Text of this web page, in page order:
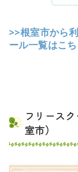
>>根室市から
ール一覧はこ
フリース
室市）